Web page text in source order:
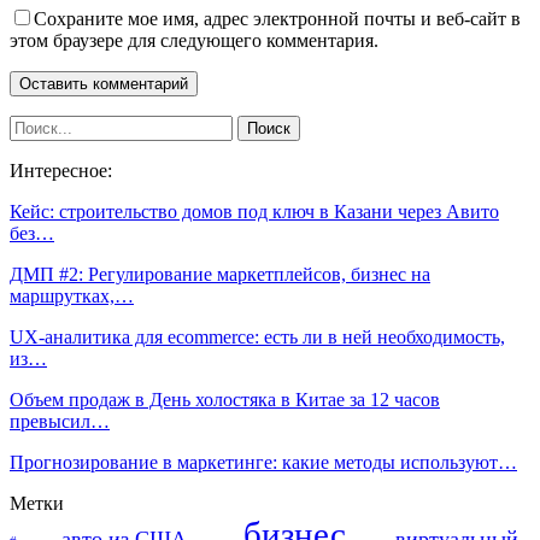
Сохраните мое имя, адрес электронной почты и веб-сайт в
этом браузере для следующего комментария.
Интересное:
Кейс: строительство домов под ключ в Казани через Авито
без…
ДМП #2: Регулирование маркетплейсов, бизнес на
маршрутках,…
UX-аналитика для ecommerce: есть ли в ней необходимость,
из…
Объем продаж в День холостяка в Китае за 12 часов
превысил…
Прогнозирование в маркетинге: какие методы используют…
Метки